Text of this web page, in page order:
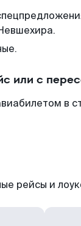
или с
в
рейсы и